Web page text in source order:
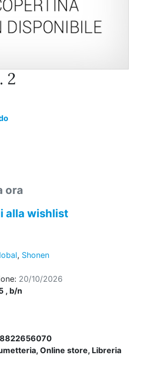
2
ora
alla wishlist
, Shonen
20/10/2026
, b/n
Online store, Libreria